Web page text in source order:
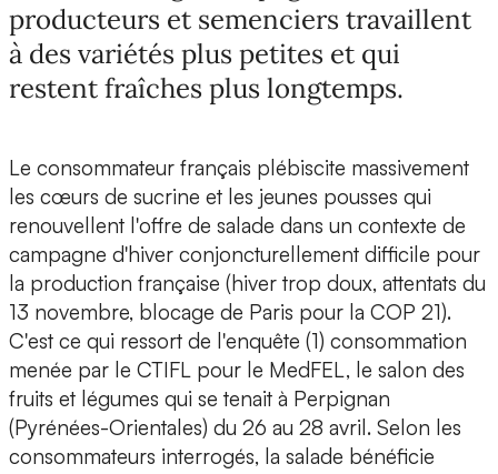
producteurs et semenciers travaillent
à des variétés plus petites et qui
restent fraîches plus longtemps.
Le consommateur français plébiscite massivement
les cœurs de sucrine et les jeunes pousses qui
renouvellent l'offre de salade dans un contexte de
campagne d'hiver conjoncturellement difficile pour
la production française (hiver trop doux, attentats du
13 novembre, blocage de Paris pour la COP 21).
C'est ce qui ressort de l'enquête (1) consommation
menée par le CTIFL pour le MedFEL, le salon des
fruits et légumes qui se tenait à Perpignan
(Pyrénées-Orientales) du 26 au 28 avril. Selon les
consommateurs interrogés, la salade bénéficie